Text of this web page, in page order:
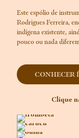
Este espólio de
Rodrigues Ferreira,
indígena existente,
pouco ou nada
CONHECER
Clique